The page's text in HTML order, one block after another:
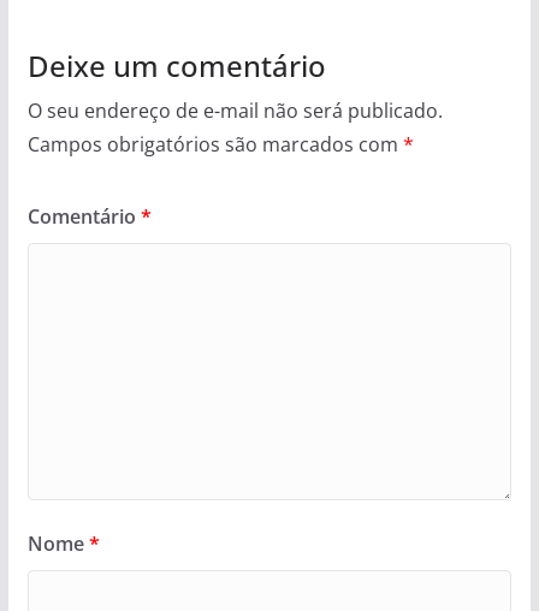
Deixe um comentário
O seu endereço de e-mail não será publicado.
Campos obrigatórios são marcados com *
Comentário *
Nome*